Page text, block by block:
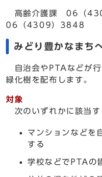
高齢介護課 06（
06（4309）3848
みどり豊かなまち
自治会やPTAなどが行
緑化樹を配布します。
対象
次のいずれかに該当す
マンションなどを
する
学校などでPTAの